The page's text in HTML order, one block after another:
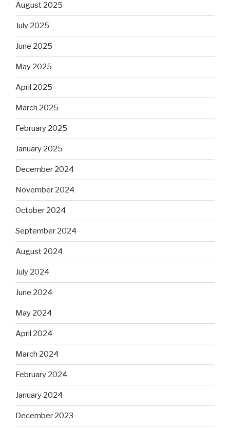
August 2025
July 2025
June 2025
May 2025
April 2025
March 2025
February 2025
January 2025
December 2024
November 2024
October 2024
September 2024
August 2024
July 2024
June 2024
May 2024
April 2024
March 2024
February 2024
January 2024
December 2023